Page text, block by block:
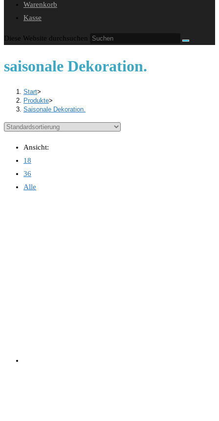
Warenkorb
Kasse
Diese Website durchsuchen
saisonale Dekoration.
Start>
Produkte>
Saisonale Dekoration.
Ansicht:
18
36
Alle